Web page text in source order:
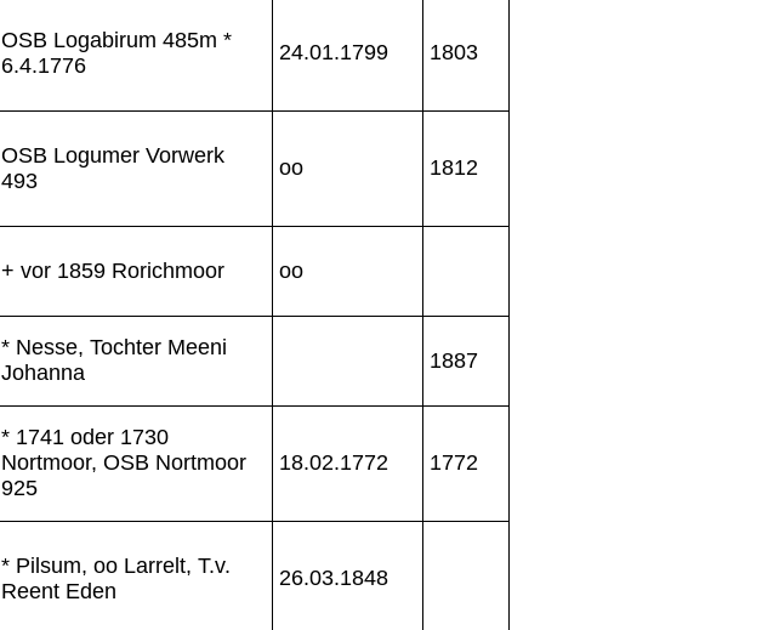
OSB Logabirum 485m *
6.4.1776
24.01.1799 1803
OSB Logumer Vorwerk
493
oo 1812
+ vor 1859 Rorichmoor oo
* Nesse, Tochter Meeni
Johanna
1887
* 1741 oder 1730
Nortmoor, OSB Nortmoor
925
18.02.1772 1772
* Pilsum, oo Larrelt, T.v.
Reent Eden
26.03.1848